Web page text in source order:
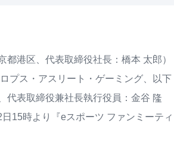
港区、代表取締役社長：橋本 太郎）
プス・アスリート・ゲーミング、以下
代表取締役兼社長執行役員：金谷 隆
15時より『eスポーツ ファンミーティ